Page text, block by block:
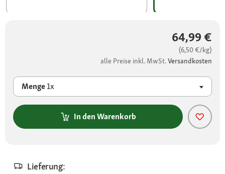
64,99 €
(6,50 €/kg)
alle Preise inkl. MwSt.Versandkosten
Menge1x
In den Warenkorb
Lieferung: